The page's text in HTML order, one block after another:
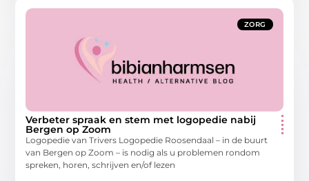
ZORG
Verbeter spraak en stem met logopedie nabij
Bergen op Zoom
Logopedie van Trivers Logopedie Roosendaal – in de buurt
van Bergen op Zoom – is nodig als u problemen rondom
spreken, horen, schrijven en/of lezen